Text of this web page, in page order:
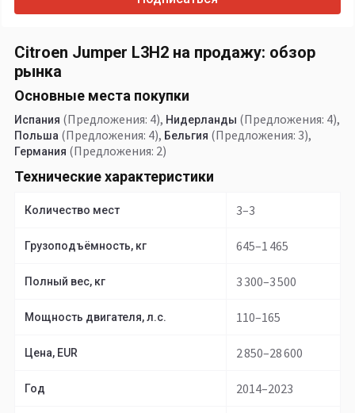
Citroen Jumper L3H2 на продажу: обзор
рынка
Основные места покупки
Испания (Предложения: 4), Нидерланды (Предложения: 4),
Польша (Предложения: 4), Бельгия (Предложения: 3),
Германия (Предложения: 2)
Технические характеристики
Количество мест 3–3
Грузоподъёмность, кг 645–1 465
Полный вес, кг 3 300–3 500
Мощность двигателя, л.с. 110–165
Цена, EUR 2 850–28 600
Год 2014–2023